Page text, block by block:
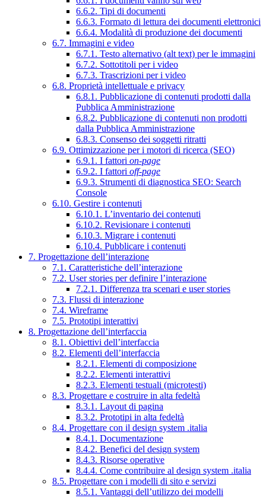
6.6.2. Tipi di documenti
6.6.3. Formato di lettura dei documenti elettronici
6.6.4. Modalità di produzione dei documenti
6.7. Immagini e video
6.7.1. Testo alternativo (alt text) per le immagini
6.7.2. Sottotitoli per i video
6.7.3. Trascrizioni per i video
6.8. Proprietà intellettuale e privacy
6.8.1. Pubblicazione di contenuti prodotti dalla
Pubblica Amministrazione
6.8.2. Pubblicazione di contenuti non prodotti
dalla Pubblica Amministrazione
6.8.3. Consenso dei soggetti ritratti
6.9. Ottimizzazione per i motori di ricerca (SEO)
6.9.1. I fattori on-page
6.9.2. I fattori off-page
6.9.3. Strumenti di diagnostica SEO: Search
Console
6.10. Gestire i contenuti
6.10.1. L’inventario dei contenuti
6.10.2. Revisionare i contenuti
6.10.3. Migrare i contenuti
6.10.4. Pubblicare i contenuti
7. Progettazione dell’interazione
7.1. Caratteristiche dell’interazione
7.2. User stories per definire l’interazione
7.2.1. Differenza tra scenari e user stories
7.3. Flussi di interazione
7.4. Wireframe
7.5. Prototipi interattivi
8. Progettazione dell’interfaccia
8.1. Obiettivi dell’interfaccia
8.2. Elementi dell’interfaccia
8.2.1. Elementi di composizione
8.2.2. Elementi interattivi
8.2.3. Elementi testuali (microtesti)
8.3. Progettare e costruire in alta fedeltà
8.3.1. Layout di pagina
8.3.2. Prototipi in alta fedeltà
8.4. Progettare con il design system .italia
8.4.1. Documentazione
8.4.2. Benefici del design system
8.4.3. Risorse operative
8.4.4. Come contribuire al design system .italia
8.5. Progettare con i modelli di sito e servizi
8.5.1. Vantaggi dell’utilizzo dei modelli